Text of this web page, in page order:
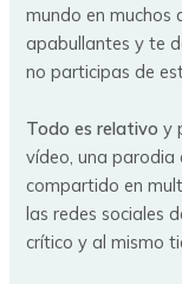
mundo en muchos
apabullantes y te
no participas de
Todo es relativo y
vídeo, una parodia
compartido en
las redes sociales
crítico y al mismo